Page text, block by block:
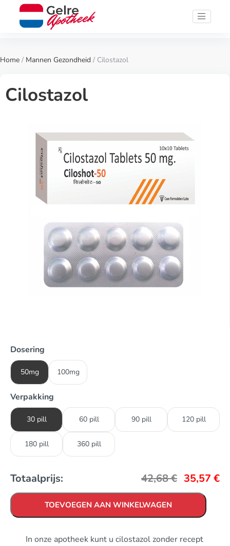
Home / Mannen Gezondheid / Cilostazol
Cilostazol
Dosering
50mg 100mg
Verpakking
30 pill 60 pill 90 pill 120 pill
180 pill 360 pill
Totaalprijs: 42,68€ 35,57 €
TOEVOEGEN AAN WINKELWAGEN
In onze apotheek kunt u cilostazol zonder recept